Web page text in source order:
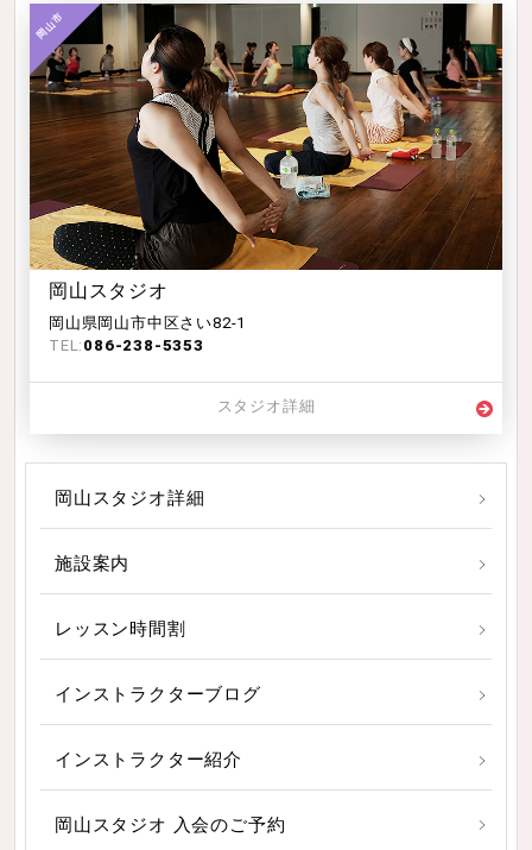
岡山スタジオ
岡山県岡山市中区さい82-1
TEL: 086-238-5353
スタジオ詳細
岡山スタジオ詳細
施設案内
レッスン時間割
インストラクターブログ
インストラクター紹介
岡山スタジオ 入会のご予約